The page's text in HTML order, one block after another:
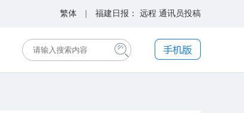
繁体 | 福建日报： 远程 通讯员投稿